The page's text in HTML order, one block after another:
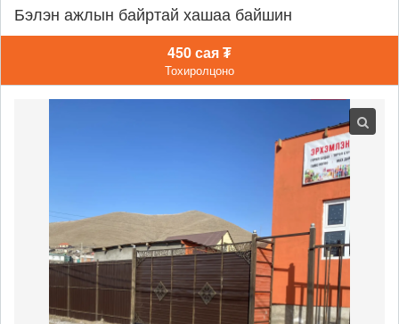
Бэлэн ажлын байртай хашаа байшин
450 сая ₮
Тохиролцоно